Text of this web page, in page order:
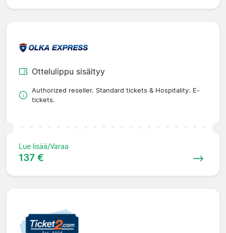
Ottelulippu sisältyy
Authorized reseller. Standard tickets & Hospitality. E-
tickets.
Lue lisää/Varaa
137 €